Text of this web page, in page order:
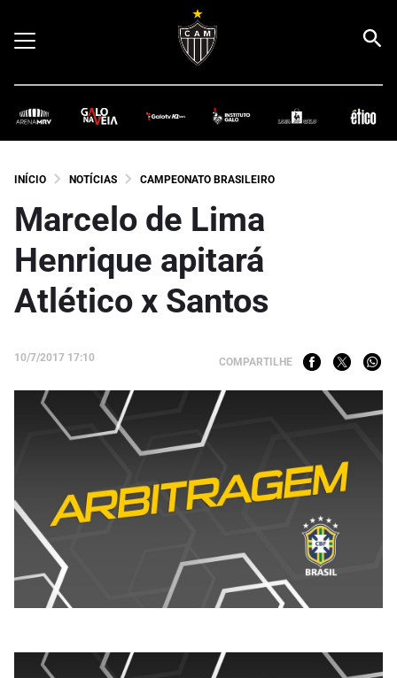
INÍCIO NOTÍCIAS CAMPEONATO BRASILEIRO
Marcelo de Lima
Henrique apitará
Atlético x Santos
10/7/2017 17:10 COMPARTILHE